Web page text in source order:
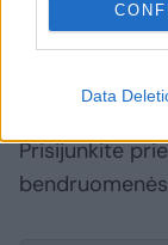
Data
Komentuoti
Prisijunkite